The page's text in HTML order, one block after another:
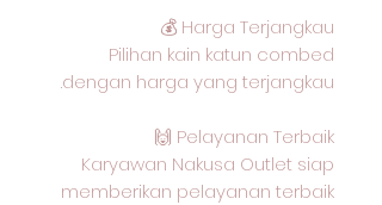
Harga Terjangkau 💰
Pilihan kain katun combed
dengan harga yang terjangkau.
Pelayanan Terbaik 🙌
Karyawan Nakusa Outlet siap
memberikan pelayanan terbaik